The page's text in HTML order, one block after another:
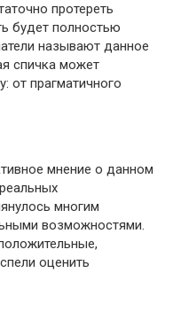
протереть
будет полностью
называют данное
спичка может
от прагматичного
мнение о данном
многим
возможностями.
оценить